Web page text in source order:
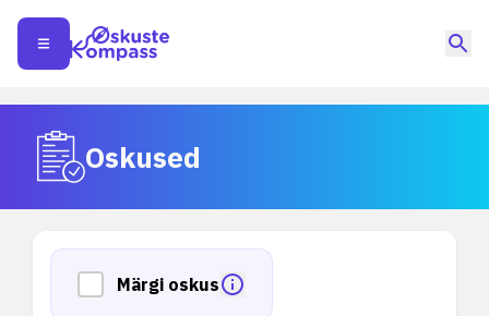
Oskused
Märgi oskus